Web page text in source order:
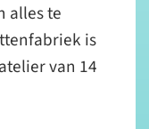
alles te
is
van 14